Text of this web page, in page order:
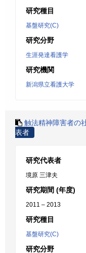
研究種目
基盤研究(C)
研究分野
生涯発達看護学
研究機関
新潟県立看護大学
触法精神障害者の
表者
研究代表者
境原 三津夫
研究期間 (年度)
2011 – 2013
研究種目
基盤研究(C)
研究分野